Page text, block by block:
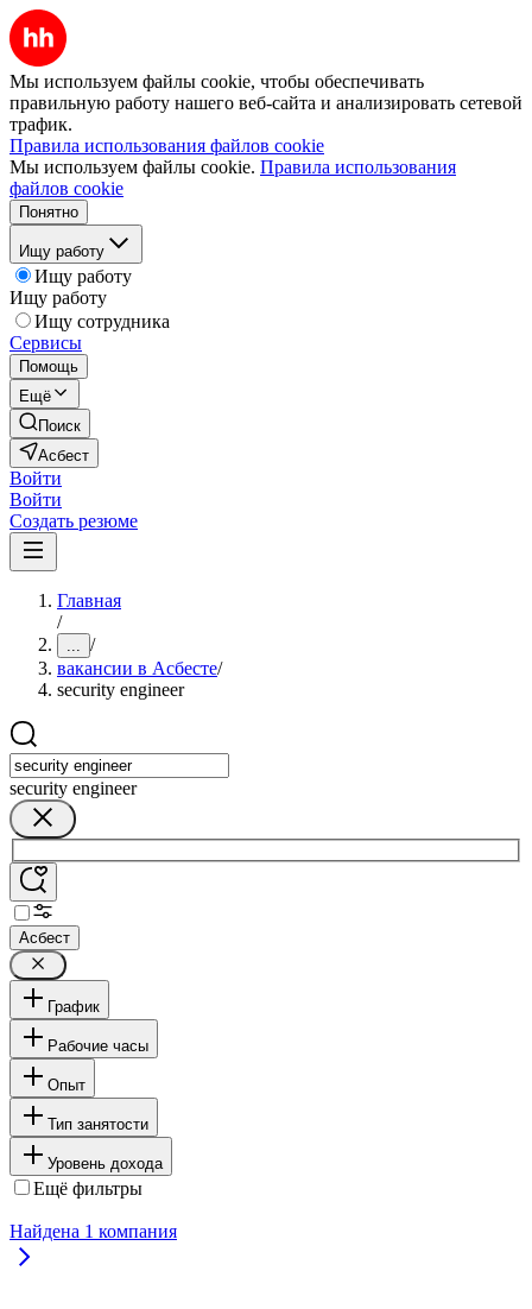
Мы используем файлы cookie, чтобы обеспечивать
правильную работу нашего веб-сайта и анализировать сетевой
трафик.
Правила использования файлов cookie
Мы используем файлы cookie. Правила использования
файлов cookie
Понятно
Ищу работу
Ищу работу
Ищу работу
Ищу сотрудника
Сервисы
Помощь
Ещё
Поиск
Асбест
Войти
Войти
Создать резюме
Главная
/
... /
вакансии в Асбесте/
security engineer
security engineer
Асбест
График
Рабочие часы
Опыт
Тип занятости
Уровень дохода
Ещё фильтры
Найдена 1 компания